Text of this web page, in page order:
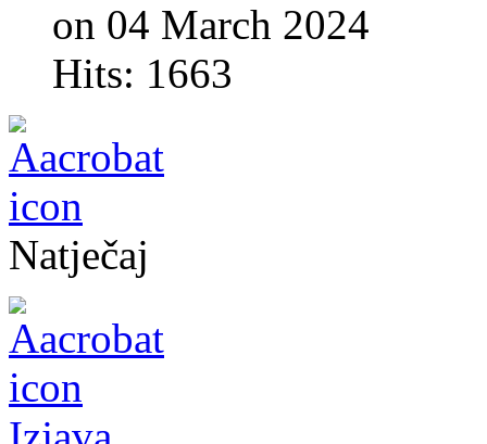
on 04 March 2024
Hits: 1663
Natječaj